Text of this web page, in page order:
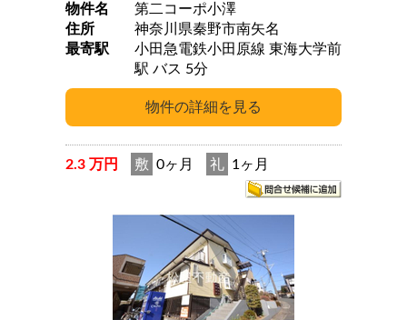
物件名
第二コーポ小澤
住所
神奈川県秦野市南矢名
最寄駅
小田急電鉄小田原線 東海大学前
駅 バス 5分
2.3 万円 敷 0ヶ月 礼 1ヶ月